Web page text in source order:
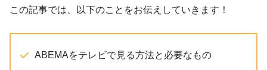
この記事では、以下のことをお伝えしていきます！
ABEMAをテレビで見る方法と必要なもの